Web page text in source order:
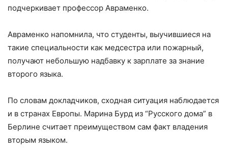
подчеркивает профессор Авраменко.
Авраменко напомнила, что студенты, выучившиеся на
такие специальности как медсестра или пожарный,
получают небольшую надбавку к зарплате за знание
второго языка.
По словам докладчиков, сходная ситуация наблюдается
и в странах Европы. Марина Бурд из “Русского дома” в
Берлине считает преимуществом сам факт владения
вторым языком.